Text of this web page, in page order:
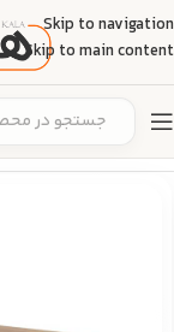
Skip to navigation
Skip to main content